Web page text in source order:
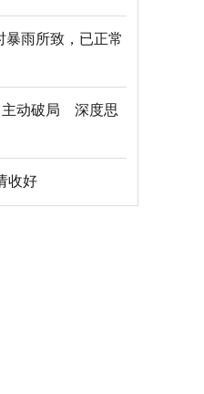
暴雨所致，已正常
主动破局 深度思
”请收好